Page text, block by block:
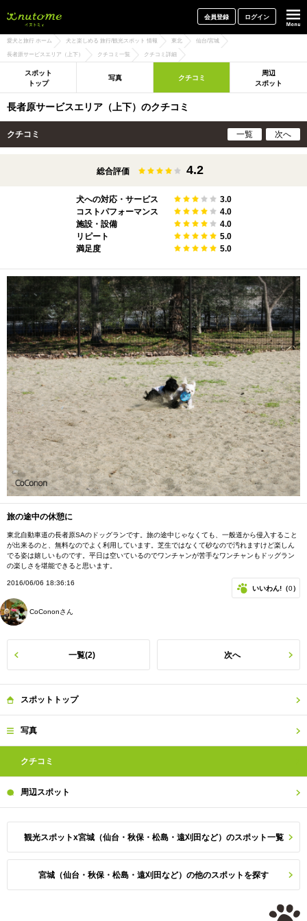
会員登録 ログイン
愛犬と旅行 ホーム 犬と楽しめる 旅行/観光スポット 情報 東北 仙台/宮城
長者原サービスエリア（上下） クチコミ一覧 クチコミ詳細
スポット
トップ
写真 クチコミ
周辺
スポット
長者原サービスエリア（上下）のクチコミ
クチコミ 一覧 次へ
総合評価 4.2
犬への対応・サービス
3.0
コストパフォーマンス
4.0
施設・設備
4.0
リピート
5.0
満足度
5.0
旅の途中の休憩に
東北自動車道の長者原SAのドッグランです。旅の途中じゃなくても、一般道から侵入すること
が出来るのと、無料なのでよく利用しています。芝生ではなくて砂なので汚れますけど楽しん
でる姿は嬉しいものです。平日は空いているのでワンチャンが苦手なワンチャンもドッグラン
の楽しさを堪能できると思います。
2016/06/06 18:36:16
いいわん!（0）
CoCononさん
一覧(2) 次へ
スポット トップ
写真
クチコミ
周辺スポット
観光スポットx宮城（仙台・秋保・松島・遠刈田など）のスポット一覧
宮城（仙台・秋保・松島・遠刈田など）の他のスポットを探す